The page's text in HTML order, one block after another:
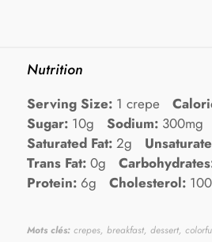
Nutrition
Serving Size: 1 crepe
Sugar: 10g Sodium: 300mg
Saturated Fat: 2g
Trans Fat: 0g
Protein: 6g Cholesterol:
Mots clés: crepes, breakfast, dessert,